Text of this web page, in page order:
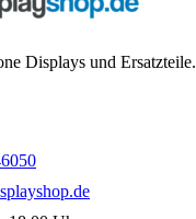
Displays und Ersatzteile.